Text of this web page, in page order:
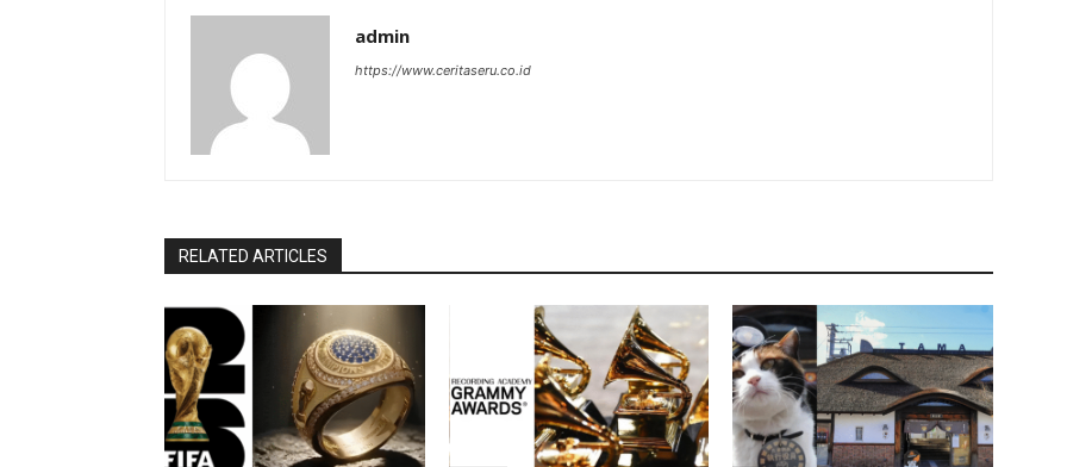
admin
https://www.ceritaseru.co.id
RELATED ARTICLES